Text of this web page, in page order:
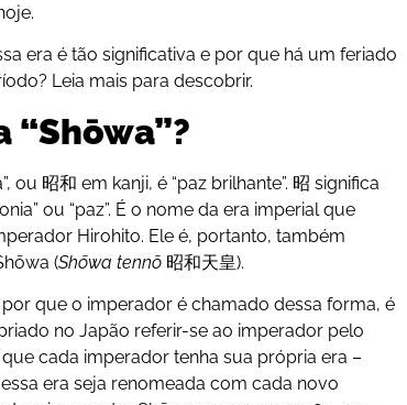
era é tão significativa e por que há um feriado
Leia mais para descobrir.
“Shōwa”?
ou 昭和 em kanji, é “paz brilhante”. 昭 significa
ou “paz”. É o nome da era imperial que
Hirohito. Ele é, portanto, também
(Shōwa tennō 昭和天皇).
que o imperador é chamado dessa forma, é
no Japão referir-se ao imperador pelo
cada imperador tenha sua própria era –
era seja renomeada com cada novo